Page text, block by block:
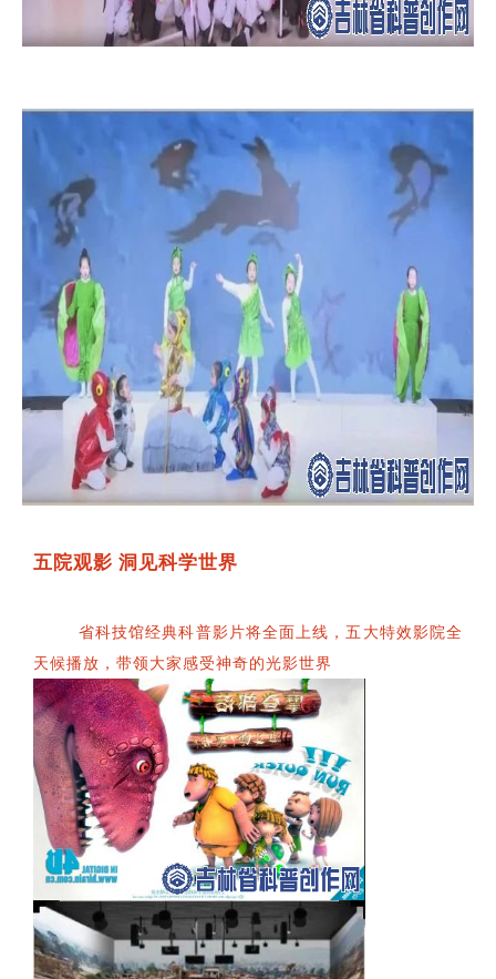
五院观影 洞见科学世界
省科技馆经典科普影片将全面上线，五大特效影院全
天候播放，带领大家感受神奇的光影世界